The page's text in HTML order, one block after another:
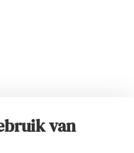
van